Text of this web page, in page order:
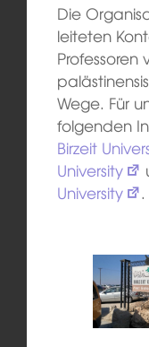
Die
leiteten
Professoren
Wege. Für
folgenden
Birzeit
University
University
.